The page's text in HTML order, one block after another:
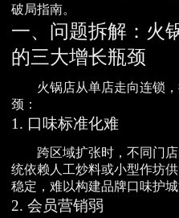
破局指南。
一、问题拆解：火
的三大增长瓶颈
火锅店从单店走向连锁
颈：
1. 口味标准化难
跨区域扩张时，不同门
统依赖人工炒料或小型作坊
稳定，难以构建品牌口味护城
2. 会员营销弱